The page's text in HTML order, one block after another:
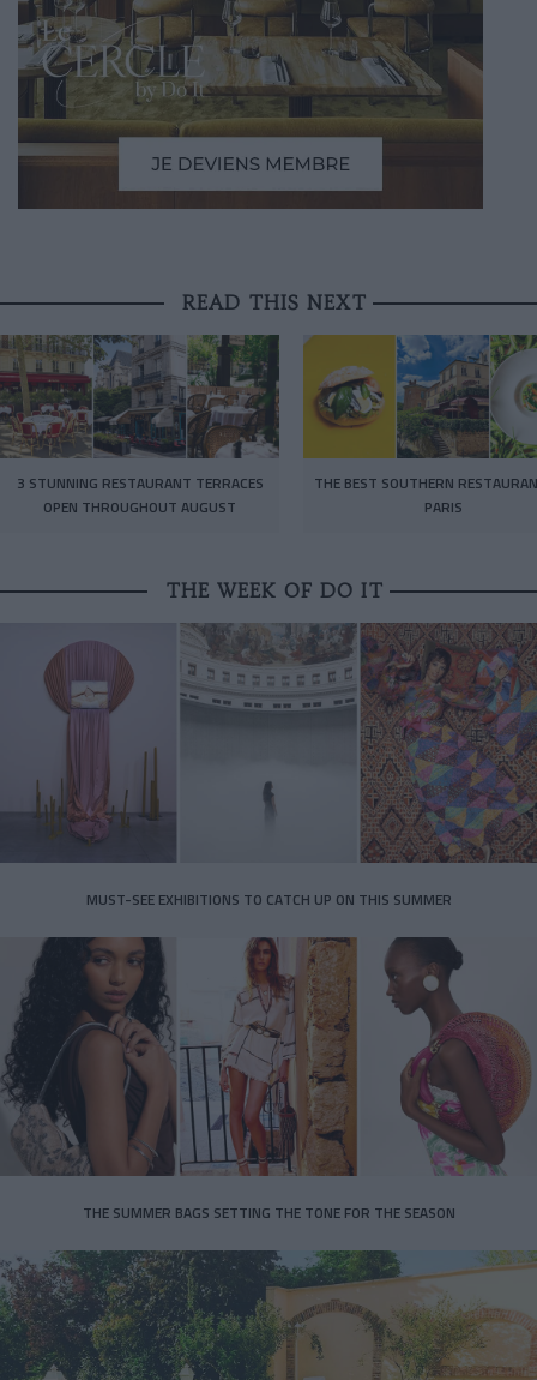
READ THIS NEXT
3 STUNNING RESTAURANT TERRACES
OPEN THROUGHOUT AUGUST
THE BEST SOUTHERN
PARIS
THE WEEK OF DO IT
MUST-SEE EXHIBITIONS TO CATCH UP ON THIS SUMMER
THE SUMMER BAGS SETTING THE TONE FOR THE SEASON